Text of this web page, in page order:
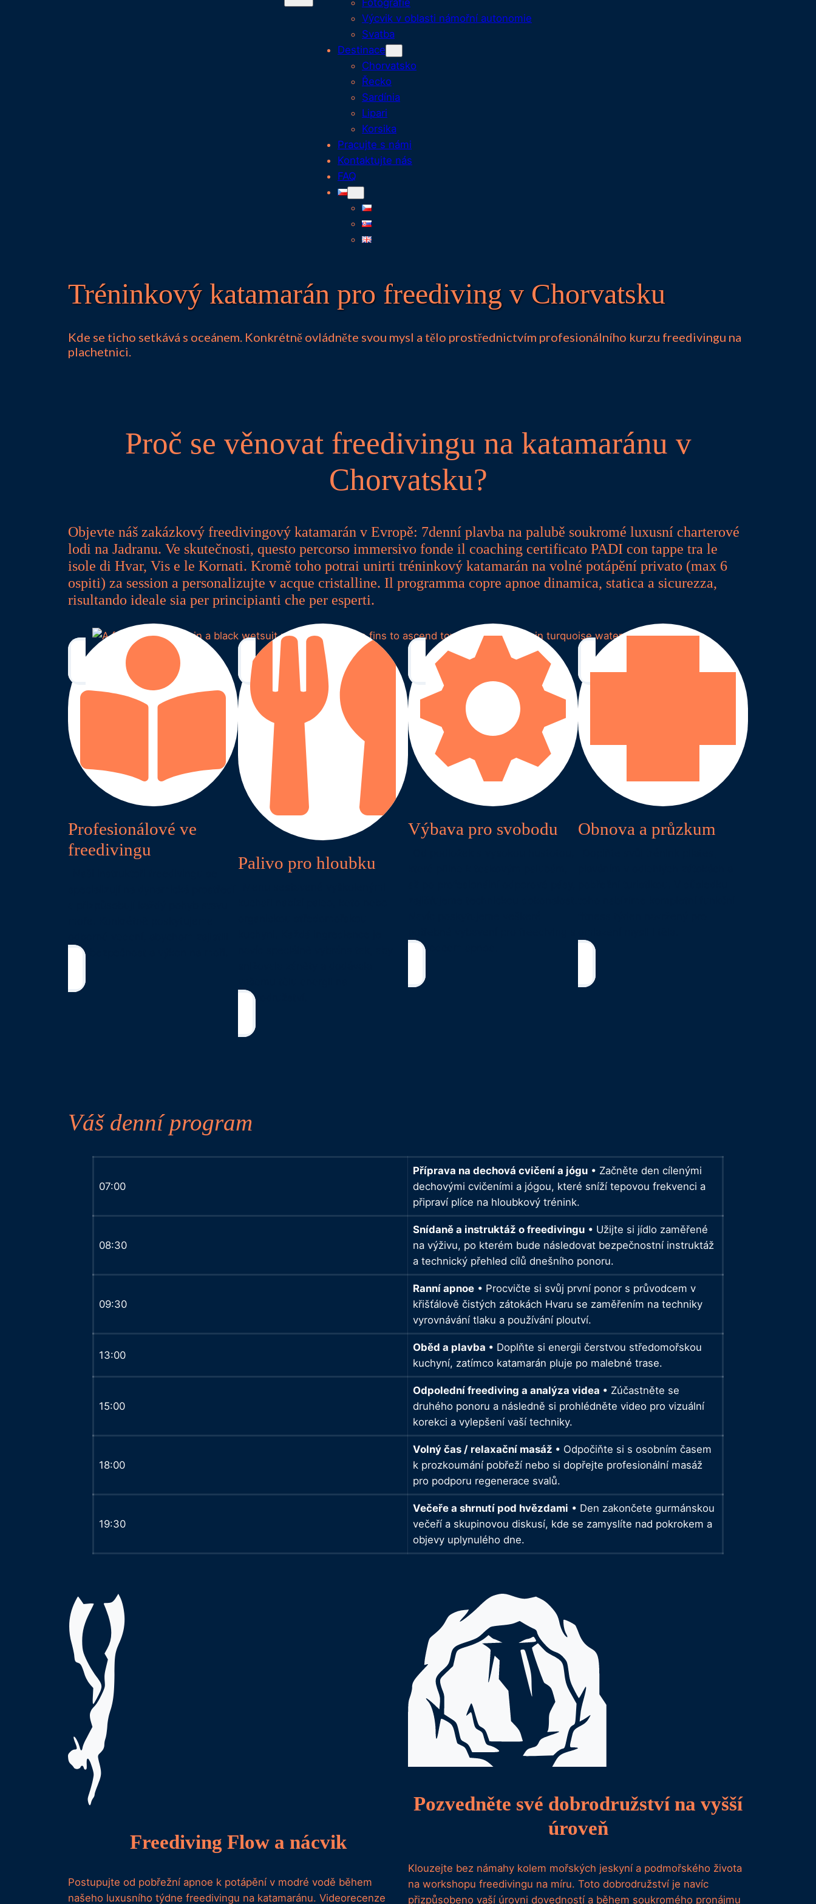
Výcvik v oblasti námořní autonomie
Svatba
Destinace
Chorvatsko
Řecko
Sardínia
Lipari
Korsika
Pracujte s námi
Kontaktujte nás
FAQ
Tréninkový katamarán pro freediving v Chorvatsku
Kde se ticho setkává s oceánem. Konkrétně ovládněte svou mysl a tělo prostřednictvím profesionálního kurzu freedivingu na
plachetnici.
Proč se věnovat freedivingu na katamaránu v
Chorvatsku?
Objevte náš zakázkový freedivingový katamarán v Evropě: 7denní plavba na palubě soukromé luxusní charterové
lodi na Jadranu. Ve skutečnosti, questo percorso immersivo fonde il coaching certificato PADI con tappe tra le
isole di Hvar, Vis e le Kornati. Kromě toho potrai unirti tréninkový katamarán na volné potápění privato (max 6
ospiti) za session a personalizujte v acque cristalline. Il programma copre apnoe dinamica, statica a sicurezza,
risultando ideale sia per principianti che per esperti.
Profesionálové ve
freedivingu
vaši bezpečnost a výkon na moři.
Palivo pro hloubku
dobrodružství.
Výbava pro svobodu
průvodcem apnoe.
Obnova a průzkum
Váš denní program
07:00
Příprava na dechová cvičení a jógu • Začněte den cílenými
dechovými cvičeními a jógou, které sníží tepovou frekvenci a
připraví plíce na hloubkový trénink.
08:30
Snídaně a instruktáž o freedivingu • Užijte si jídlo zaměřené
na výživu, po kterém bude následovat bezpečnostní instruktáž
a technický přehled cílů dnešního ponoru.
09:30
Ranní apnoe • Procvičte si svůj první ponor s průvodcem v
křišťálově čistých zátokách Hvaru se zaměřením na techniky
vyrovnávání tlaku a používání ploutví.
13:00
Oběd a plavba • Doplňte si energii čerstvou středomořskou
kuchyní, zatímco katamarán pluje po malebné trase.
15:00
Odpolední freediving a analýza videa • Zúčastněte se
druhého ponoru a následně si prohlédněte video pro vizuální
korekci a vylepšení vaší techniky.
18:00
Volný čas / relaxační masáž • Odpočiňte si s osobním časem
k prozkoumání pobřeží nebo si dopřejte profesionální masáž
pro podporu regenerace svalů.
19:30
Večeře a shrnutí pod hvězdami • Den zakončete gurmánskou
večeří a skupinovou diskusí, kde se zamyslíte nad pokrokem a
objevy uplynulého dne.
Freediving Flow a nácvik
Postupujte od pobřežní apnoe k potápění v modré vodě během
našeho luxusního týdne freedivingu na katamaránu. Videorecenze
Pozvedněte své dobrodružství na vyšší
úroveň
Klouzejte bez námahy kolem mořských jeskyní a podmořského života
na workshopu freedivingu na míru. Toto dobrodružství je navíc
přizpůsobeno vaší úrovni dovedností a během soukromého pronájmu